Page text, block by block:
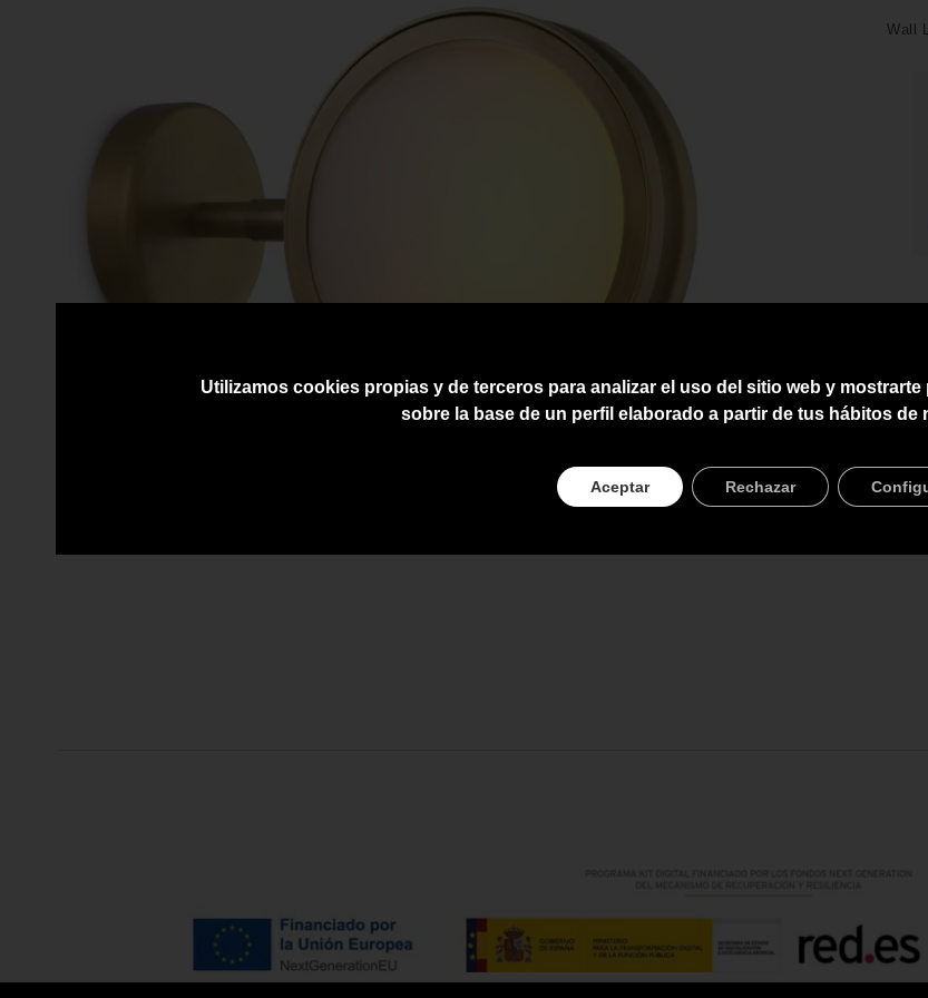
Wall
Utilizamos cookies propias y de terceros para analizar el uso del sitio web y
sobre la base de un perfil elaborado a partir de tus hábitos de
Aceptar Rechazar